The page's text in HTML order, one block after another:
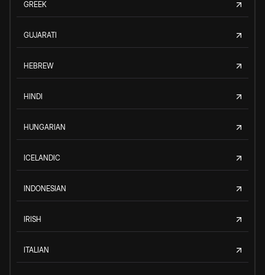
GREEK
GUJARATI
HEBREW
HINDI
HUNGARIAN
ICELANDIC
INDONESIAN
IRISH
ITALIAN